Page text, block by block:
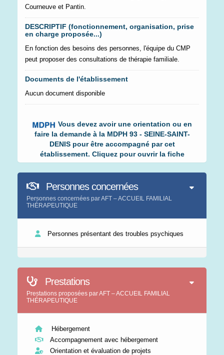
Courneuve et Pantin.
DESCRIPTIF (fonctionnement, organisation, prise
en charge proposée...)
En fonction des besoins des personnes, l'équipe du CMP
peut proposer des consultations de thérapie familiale.
Documents de l'établissement
Aucun document disponible
Vous devez avoir une orientation ou en
faire la demande à la MDPH 93 - SEINE-SAINT-
DENIS pour être accompagné par cet
établissement. Cliquez pour ouvrir la fiche
Personnes concernées
Personnes concernées par AFT – ACCUEIL FAMILIAL
THÉRAPEUTIQUE
Personnes présentant des troubles psychiques
Prestations
Prestations proposées par AFT – ACCUEIL FAMILIAL
THÉRAPEUTIQUE
Hébergement
Accompagnement avec hébergement
Orientation et évaluation de projets